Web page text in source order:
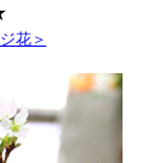
花＞